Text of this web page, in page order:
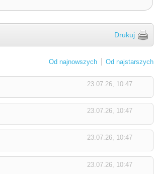
Drukuj
Od najnowszych Od najstarszych
23.07.26, 10:47
23.07.26, 10:47
23.07.26, 10:47
23.07.26, 10:47